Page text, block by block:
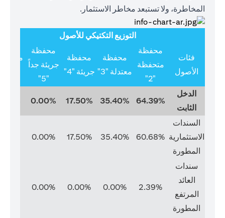
المخاطرة، ولا تستبعد مخاطر الاستثمار.
التوزيع التكتيكي للأصول
فئات
الأصول
محفظة
متحفظة
"2"
محفظة
معتدلة "3"
محفظة
جريئة "4"
محفظة
جريئة جداً
"5"
الدخل
الثابت
64.39%
35.40%
17.50%
0.00%
السندات
الاستثمارية
المطورة
60.68%
35.40%
17.50%
0.00%
سندات
العائد
المرتفع
المطورة
2.39%
0.00%
0.00%
0.00%